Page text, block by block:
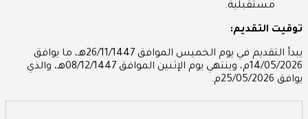
مستقبلية.
توقيت التقديم:
يبدأ التقديم في يوم الخميس الموافق 26/11/1447هـ، ما يوافق
14/05/2026م، وينتهي يوم الإثنين الموافق 08/12/1447هـ، والذي
يوافق 25/05/2026م.